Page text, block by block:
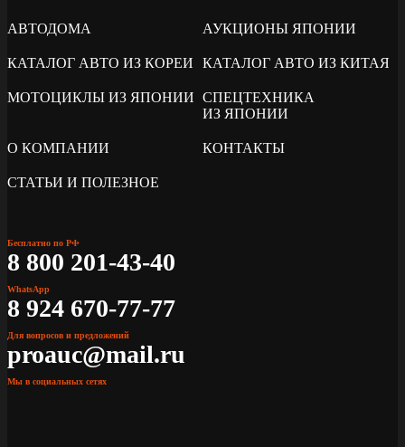
АВТОДОМА АУКЦИОНЫ ЯПОНИИ
КАТАЛОГ АВТО ИЗ КОРЕИ КАТАЛОГ АВТО ИЗ КИТАЯ
МОТОЦИКЛЫ ИЗ ЯПОНИИ СПЕЦТЕХНИКА
ИЗ ЯПОНИИ
О КОМПАНИИ КОНТАКТЫ
СТАТЬИ И ПОЛЕЗНОЕ
Бесплатно по РФ
8 800 201-43-40
WhatsApp
8 924 670-77-77
Для вопросов и предложений
proauc@mail.ru
Мы в социальных сетях